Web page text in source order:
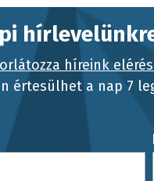
híreink
értesülhet a nap 7